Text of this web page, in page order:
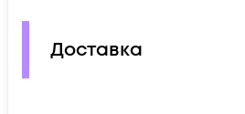
Доставка